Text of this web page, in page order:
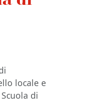
locale e
di